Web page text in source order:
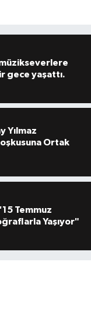
gece yaşattı.
Yılmaz
Ortak
Temmuz
Yaşıyor"